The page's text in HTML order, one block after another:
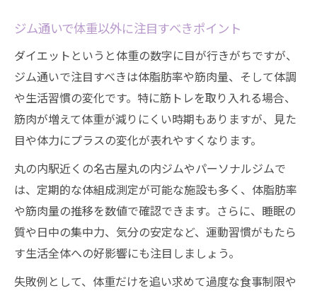
ジム通いで体重以外に注目すべきポイント
ダイエットというと体重の数字に目が行きがちですが、
ジム通いで注目すべきは体脂肪率や筋肉量、そして体調
や生活習慣の変化です。特に筋トレを取り入れる場合、
筋肉が増えて体重が減りにくい時期もありますが、見た
目や体力にプラスの変化が表れやすくなります。
丸の内駅近くの名古屋丸の内ジムやパーソナルジムで
は、定期的な体組成測定が可能な施設も多く、体脂肪率
や筋肉量の推移を数値で確認できます。さらに、睡眠の
質や日中の集中力、気分の安定など、運動習慣がもたら
す生活全体への好影響にも注目しましょう。
失敗例として、体重だけを追い求めて過度な食事制限や